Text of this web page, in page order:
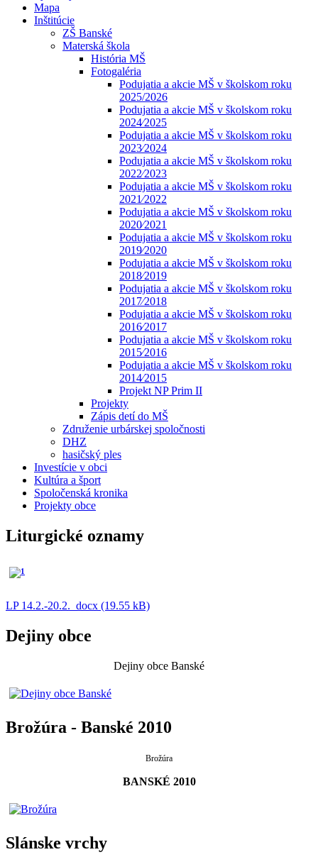
Mapa
Inštitúcie
ZŠ Banské
Materská škola
História MŠ
Fotogaléria
Podujatia a akcie MŠ v školskom roku
2025/2026
Podujatia a akcie MŠ v školskom roku
2024⁄2025
Podujatia a akcie MŠ v školskom roku
2023⁄2024
Podujatia a akcie MŠ v školskom roku
2022⁄2023
Podujatia a akcie MŠ v školskom roku
2021⁄2022
Podujatia a akcie MŠ v školskom roku
2020⁄2021
Podujatia a akcie MŠ v školskom roku
2019⁄2020
Podujatia a akcie MŠ v školskom roku
2018⁄2019
Podujatia a akcie MŠ v školskom roku
2017⁄2018
Podujatia a akcie MŠ v školskom roku
2016⁄2017
Podujatia a akcie MŠ v školskom roku
2015⁄2016
Podujatia a akcie MŠ v školskom roku
2014⁄2015
Projekt NP Prim II
Projekty
Zápis detí do MŠ
Združenie urbárskej spoločnosti
DHZ
hasičský ples
Investície v obci
Kultúra a šport
Spoločenská kronika
Projekty obce
Liturgické oznamy
LP 14.2.-20.2._docx (19.55 kB)
Dejiny obce
Dejiny obce Banské
Brožúra - Banské 2010
Brožúra
BANSKÉ 2010
Slánske vrchy